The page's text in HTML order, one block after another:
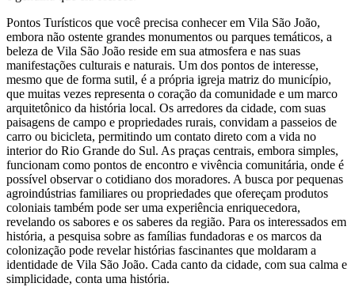
Pontos Turísticos que você precisa conhecer em Vila São João,
embora não ostente grandes monumentos ou parques temáticos, a
beleza de Vila São João reside em sua atmosfera e nas suas
manifestações culturais e naturais. Um dos pontos de interesse,
mesmo que de forma sutil, é a própria igreja matriz do município,
que muitas vezes representa o coração da comunidade e um marco
arquitetônico da história local. Os arredores da cidade, com suas
paisagens de campo e propriedades rurais, convidam a passeios de
carro ou bicicleta, permitindo um contato direto com a vida no
interior do Rio Grande do Sul. As praças centrais, embora simples,
funcionam como pontos de encontro e vivência comunitária, onde é
possível observar o cotidiano dos moradores. A busca por pequenas
agroindústrias familiares ou propriedades que ofereçam produtos
coloniais também pode ser uma experiência enriquecedora,
revelando os sabores e os saberes da região. Para os interessados em
história, a pesquisa sobre as famílias fundadoras e os marcos da
colonização pode revelar histórias fascinantes que moldaram a
identidade de Vila São João. Cada canto da cidade, com sua calma e
simplicidade, conta uma história.